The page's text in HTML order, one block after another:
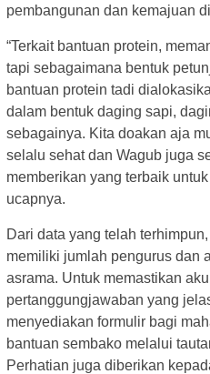
pembangunan dan kemajuan
“Terkait bantuan protein,
tapi sebagaimana bentuk
bantuan protein tadi
dalam bentuk daging sapi,
sebagainya. Kita doakan aja
selalu sehat dan Wagub juga
memberikan yang terbaik
ucapnya.
Dari data yang telah
memiliki jumlah pengurus dan
asrama. Untuk memastikan
pertanggungjawaban yang
menyediakan formulir bagi
bantuan sembako melalui
Perhatian juga diberikan